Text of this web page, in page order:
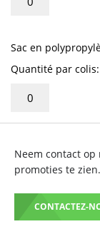
Sac en
Quantité par
Neem contact
promoties te zien.
CONTACTEZ-